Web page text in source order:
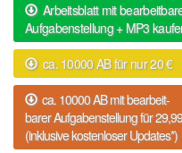
Arbeitsblatt mit
Aufgabenstellung + MP3
ca. 10000 AB für nur 20 €
ca. 10000 AB mit bearbeit-
barer Aufgabenstellung für
(inklusive kostenloser Updates*)